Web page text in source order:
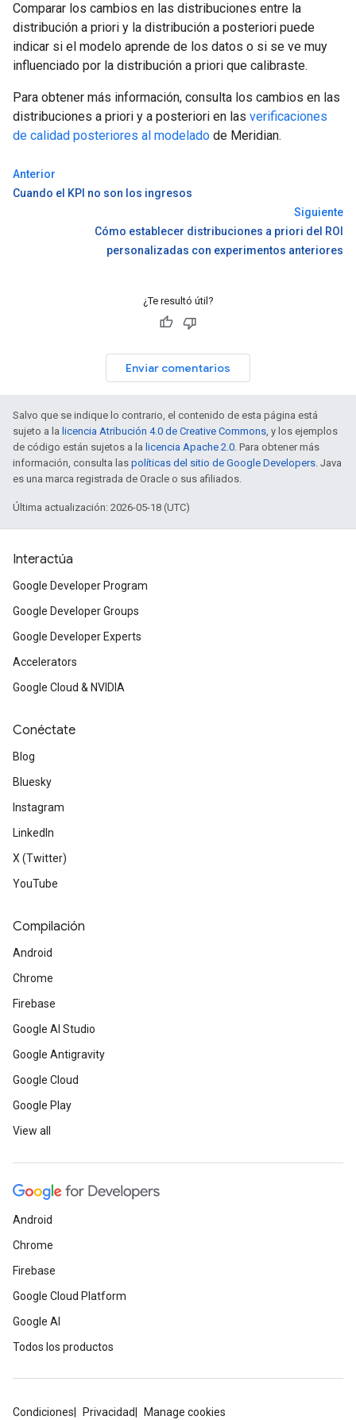
Comparar los cambios en las distribuciones entre la
distribución a priori y la distribución a posteriori puede
indicar si el modelo aprende de los datos o si se ve muy
influenciado por la distribución a priori que calibraste.
Para obtener más información, consulta los cambios en las
distribuciones a priori y a posteriori en las verificaciones
de calidad posteriores al modelado de Meridian.
Anterior
Cuando el KPI no son los ingresos
Siguiente
Cómo establecer distribuciones a priori del ROI
personalizadas con experimentos anteriores
¿Te resultó útil?
Enviar comentarios
Salvo que se indique lo contrario, el contenido de esta página está
sujeto a la licencia Atribución 4.0 de Creative Commons, y los ejemplos
de código están sujetos a la licencia Apache 2.0. Para obtener más
información, consulta las políticas del sitio de Google Developers. Java
es una marca registrada de Oracle o sus afiliados.
Última actualización: 2026-05-18 (UTC)
Interactúa
Google Developer Program
Google Developer Groups
Google Developer Experts
Accelerators
Google Cloud & NVIDIA
Conéctate
Blog
Bluesky
Instagram
LinkedIn
X (Twitter)
YouTube
Compilación
Android
Chrome
Firebase
Google AI Studio
Google Antigravity
Google Cloud
Google Play
View all
Android
Chrome
Firebase
Google Cloud Platform
Google AI
Todos los productos
Condiciones Privacidad Manage cookies